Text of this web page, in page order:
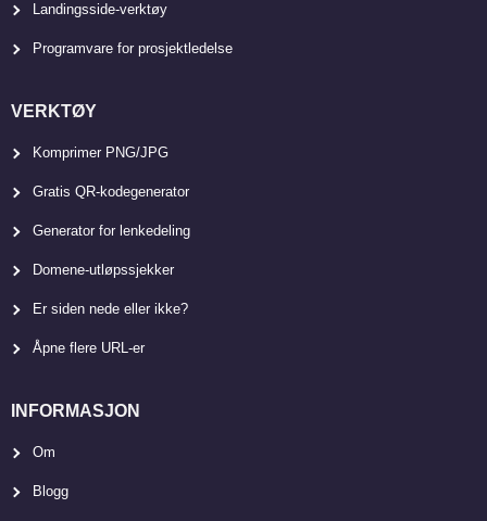
Landingsside-verktøy
Programvare for prosjektledelse
VERKTØY
Komprimer PNG/JPG
Gratis QR-kodegenerator
Generator for lenkedeling
Domene-utløpssjekker
Er siden nede eller ikke?
Åpne flere URL-er
INFORMASJON
Om
Blogg